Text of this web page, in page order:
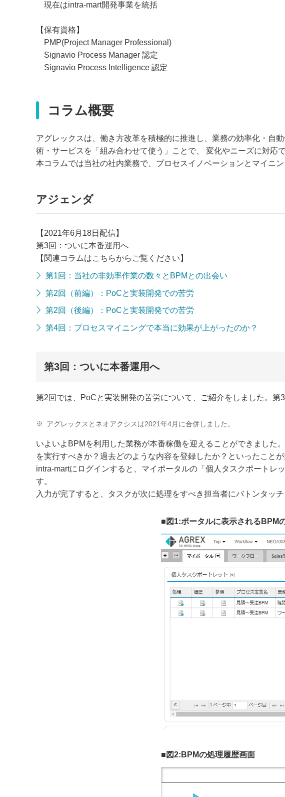
現在はintra-mart開発事業を統括
【保有資格】
PMP(Project Manager Professional)
Signavio Process Manager 認定
Signavio Process Intelligence 認定
コラム概要
アグレックスは、働き方改革を積極的に推進し、業務の効率化・自
術・サービスを「組み合わせて使う」ことで、 変化やニーズに対応
本コラムでは当社の社内業務で、プロセスイノベーションとマイニ
アジェンダ
【2021年6月18日配信】
第3回：ついに本番運用へ
【関連コラムはこちらからご覧ください】
第1回：当社の非効率作業の数々とBPMとの出会い
第2回（前編）：PoCと実装開発での苦労
第2回（後編）：PoCと実装開発での苦労
第4回：プロセスマイニングで本当に効果が上がったのか？
第3回：ついに本番運用へ
第2回では、PoCと実装開発の苦労について、ご紹介をしました。第
※ アグレックスとネオアクシスは2021年4月に合併しました。
いよいよBPMを利用した業務が本番稼働を迎えることができました
を実行すべきか？過去どのような内容を登録したか？といったこと
intra-martにログインすると、マイポータルの「個人タスクポートレ
す。
入力が完了すると、タスクが次に処理をすべき担当者にバトンタッ
■図1:ポータルに表示されるBPM
■図2:BPMの処理履歴画面